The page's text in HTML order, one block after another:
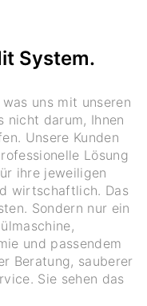
System.
uns mit unseren
nicht darum, Ihnen
Unsere Kunden
Lösung
ihre jeweiligen
wirtschaftlich. Das
Sondern nur ein
und passendem
Beratung, sauberer
Sie sehen das